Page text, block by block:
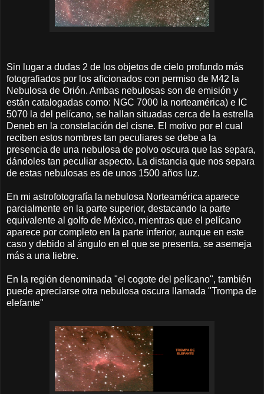
Sin lugar a dudas 2 de los objetos de cielo profundo más
fotografiados por los aficionados con permiso de M42 la
Nebulosa de Orión. Ambas nebulosas son de emisión y
están catalogadas como: NGC 7000 la norteamérica) e IC
5070 la del pelícano, se hallan situadas cerca de la estrella
Deneb en la constelación del cisne. El motivo por el cual
reciben estos nombres tan peculiares se debe a la
presencia de una nebulosa de polvo oscura que las separa,
dándoles tan peculiar aspecto. La distancia que nos separa
de estas nebulosas es de unos 1500 años luz.
En mi astrofotografía la nebulosa Norteamérica aparece
parcialmente en la parte superior, destacando la parte
equivalente al golfo de México, mientras que el pelícano
aparece por completo en la parte inferior, aunque en este
caso y debido al ángulo en el que se presenta, se asemeja
más a una liebre.
En la región denominada "el cogote del pelícano", también
puede apreciarse otra nebulosa oscura llamada "Trompa de
elefante"